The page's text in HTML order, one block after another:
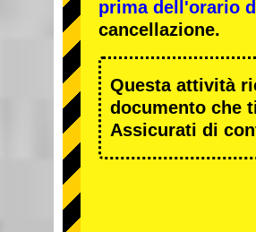
prima dell'orario
cancellazione.
Questa attività
documento che
Assicurati di